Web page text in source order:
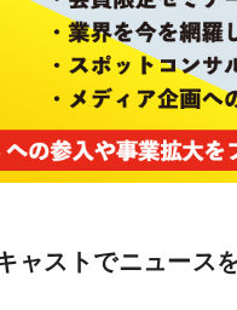
ャストでニュース